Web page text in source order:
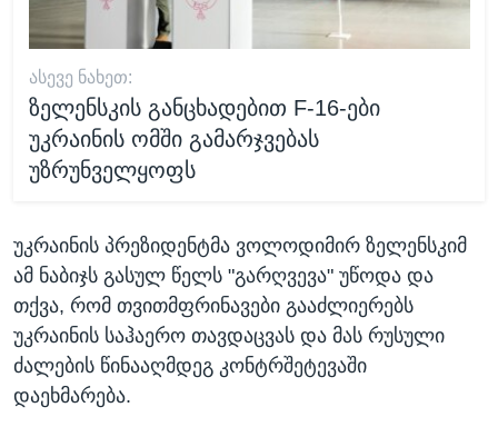
ᲐᲡᲔᲕᲔ ᲜᲐᲮᲔᲗ:
ზელენსკის განცხადებით F-16-ები
უკრაინის ომში გამარჯვებას
უზრუნველყოფს
უკრაინის პრეზიდენტმა ვოლოდიმირ ზელენსკიმ
ამ ნაბიჯს გასულ წელს "გარღვევა" უწოდა და
თქვა, რომ თვითმფრინავები გააძლიერებს
უკრაინის საჰაერო თავდაცვას და მას რუსული
ძალების წინააღმდეგ კონტრშეტევაში
დაეხმარება.